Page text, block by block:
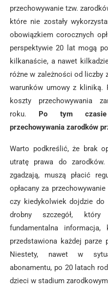
przechowywanie tzw.
które nie zostały
obowiązkiem corocznych
perspektywie 20 lat mogą
kilkanaście, a nawet
różne w zależności od liczby
warunków umowy z kliniką.
koszty przechowywania
roku. Po tym czasie
przechowywania zarodków
Warto podkreślić, że brak
utratę prawa do
zgadzają, muszą płacić
opłacany za
czy kiedykolwiek dojdzie
drobny szczegół,
fundamentalna
przedstawiona każdej parze
Niestety, nawet w
abonamentu, po 20 latach
dzieci w stadium